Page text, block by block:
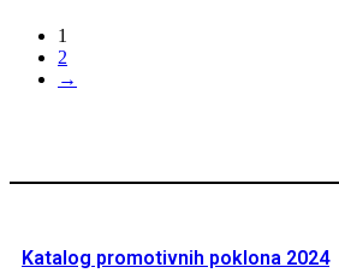
1
2
→
Katalog promotivnih poklona 2024